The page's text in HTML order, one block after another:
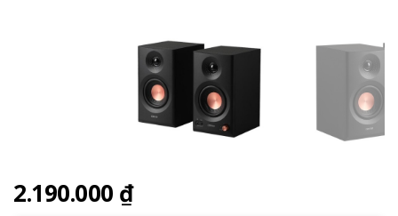
2.190.000 ₫